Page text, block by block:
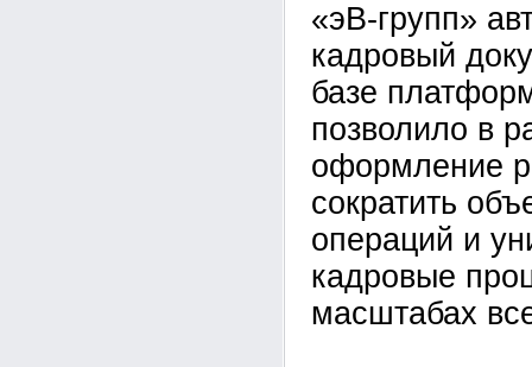
«эВ-групп»
кадровый
базе
позволило в
оформление
сократить
операций и
кадровые
масштабах